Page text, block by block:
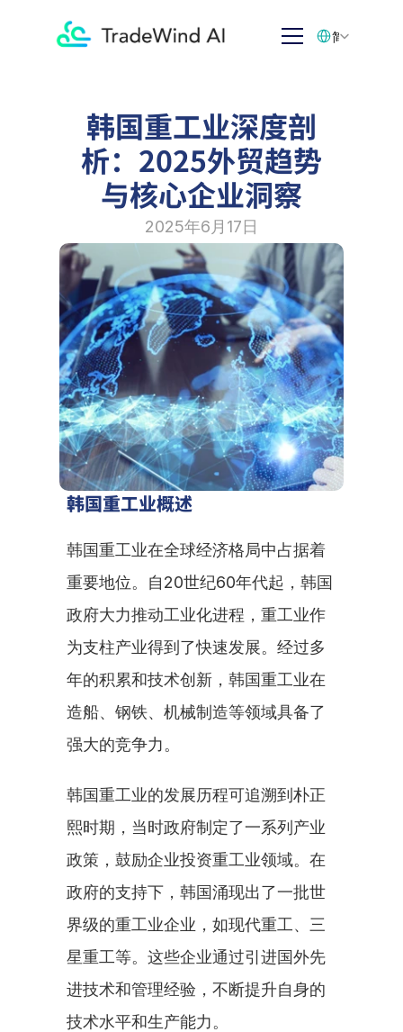
韩国重工业深度剖
析：2025外贸趋势
与核心企业洞察
2025年6月17日
韩国重工业概述
韩国重工业在全球经济格局中占据着
重要地位。自20世纪60年代起，韩国
政府大力推动工业化进程，重工业作
为支柱产业得到了快速发展。经过多
年的积累和技术创新，韩国重工业在
造船、钢铁、机械制造等领域具备了
强大的竞争力。
韩国重工业的发展历程可追溯到朴正
熙时期，当时政府制定了一系列产业
政策，鼓励企业投资重工业领域。在
政府的支持下，韩国涌现出了一批世
界级的重工业企业，如现代重工、三
星重工等。这些企业通过引进国外先
进技术和管理经验，不断提升自身的
技术水平和生产能力。
简体中文